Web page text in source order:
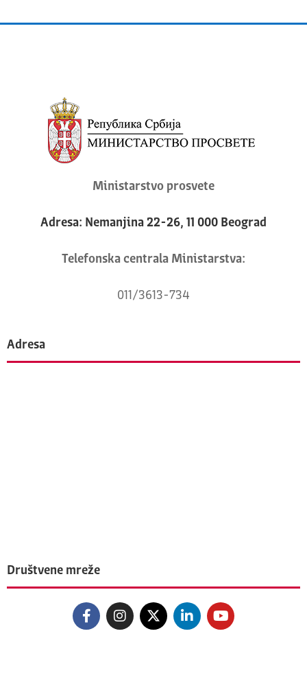
Ministarstvo prosvete
Adresa: Nemanjina 22-26, 11 000 Beograd
Telefonska centrala Ministarstva:
011/3613-734
Adresa
Društvene mreže